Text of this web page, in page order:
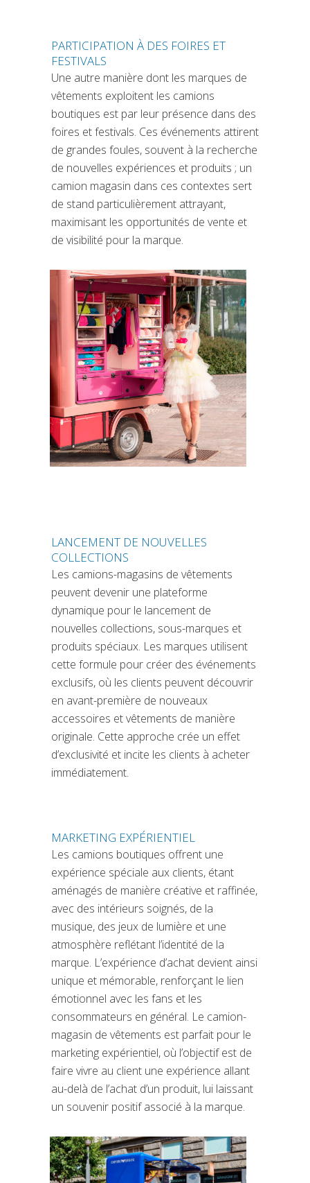
PARTICIPATION À DES FOIRES ET
FESTIVALS
Une autre manière dont les marques de
vêtements exploitent les camions
boutiques est par leur présence dans des
foires et festivals. Ces événements attirent
de grandes foules, souvent à la recherche
de nouvelles expériences et produits ; un
camion magasin dans ces contextes sert
de stand particulièrement attrayant,
maximisant les opportunités de vente et
de visibilité pour la marque.
LANCEMENT DE NOUVELLES
COLLECTIONS
Les camions-magasins de vêtements
peuvent devenir une plateforme
dynamique pour le lancement de
nouvelles collections, sous-marques et
produits spéciaux. Les marques utilisent
cette formule pour créer des événements
exclusifs, où les clients peuvent découvrir
en avant-première de nouveaux
accessoires et vêtements de manière
originale. Cette approche crée un effet
d’exclusivité et incite les clients à acheter
immédiatement.
MARKETING EXPÉRIENTIEL
Les camions boutiques offrent une
expérience spéciale aux clients, étant
aménagés de manière créative et raffinée,
avec des intérieurs soignés, de la
musique, des jeux de lumière et une
atmosphère reflétant l’identité de la
marque. L’expérience d’achat devient ainsi
unique et mémorable, renforçant le lien
émotionnel avec les fans et les
consommateurs en général. Le camion-
magasin de vêtements est parfait pour le
marketing expérientiel, où l’objectif est de
faire vivre au client une expérience allant
au-delà de l’achat d’un produit, lui laissant
un souvenir positif associé à la marque.